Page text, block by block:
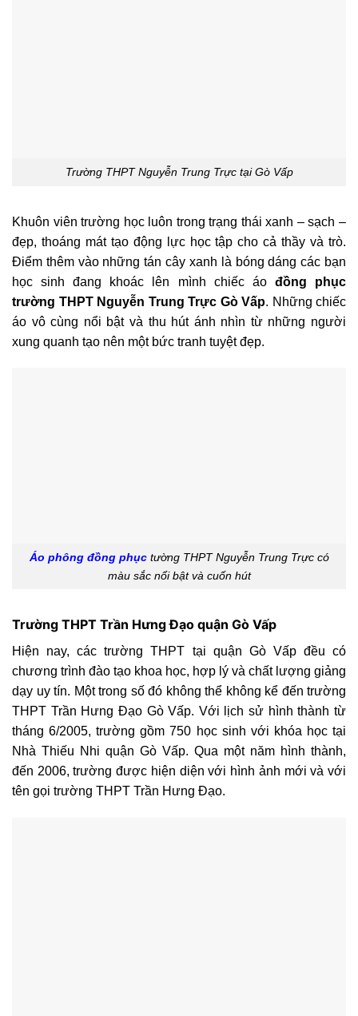
Trường THPT Nguyễn Trung Trực tại Gò Vấp
Khuôn viên trường học luôn trong trạng thái xanh – sạch –
đẹp, thoáng mát tạo động lực học tập cho cả thầy và trò.
Điểm thêm vào những tán cây xanh là bóng dáng các bạn
học sinh đang khoác lên mình chiếc áođồng phục
trường THPT Nguyễn Trung Trực Gò Vấp. Những chiếc
áo vô cùng nổi bật và thu hút ánh nhìn từ những người
xung quanh tạo nên một bức tranh tuyệt đẹp.
Áo phông đồng phụctường THPT Nguyễn Trung Trực có
màu sắc nổi bật và cuốn hút
Trường THPT Trần Hưng Đạo quận Gò Vấp
Hiện nay, các trường THPT tại quận Gò Vấp đều có
chương trình đào tạo khoa học, hợp lý và chất lượng giảng
dạy uy tín. Một trong số đó không thể không kể đến trường
THPT Trần Hưng Đạo Gò Vấp. Với lịch sử hình thành từ
tháng 6/2005, trường gồm 750 học sinh với khóa học tại
Nhà Thiếu Nhi quận Gò Vấp. Qua một năm hình thành,
đến 2006, trường được hiện diện với hình ảnh mới và với
tên gọi trường THPT Trần Hưng Đạo.